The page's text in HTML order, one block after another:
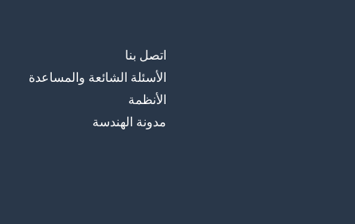
اتصل بنا
الأسئلة الشائعة والمساعدة
الأنظمة
مدونة الهندسة